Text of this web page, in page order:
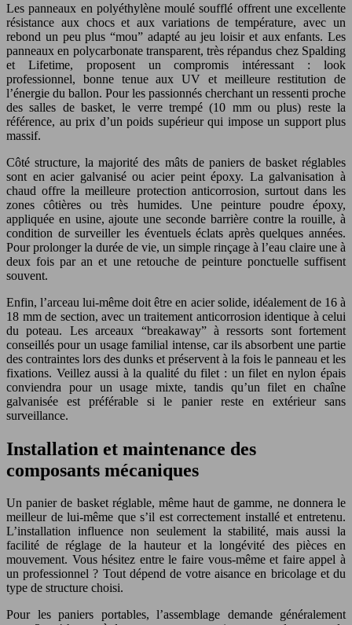
Les panneaux en polyéthylène moulé soufflé offrent une excellente
résistance aux chocs et aux variations de température, avec un
rebond un peu plus “mou” adapté au jeu loisir et aux enfants. Les
panneaux en polycarbonate transparent, très répandus chez Spalding
et Lifetime, proposent un compromis intéressant : look
professionnel, bonne tenue aux UV et meilleure restitution de
l’énergie du ballon. Pour les passionnés cherchant un ressenti proche
des salles de basket, le verre trempé (10 mm ou plus) reste la
référence, au prix d’un poids supérieur qui impose un support plus
massif.
Côté structure, la majorité des mâts de paniers de basket réglables
sont en acier galvanisé ou acier peint époxy. La galvanisation à
chaud offre la meilleure protection anticorrosion, surtout dans les
zones côtières ou très humides. Une peinture poudre époxy,
appliquée en usine, ajoute une seconde barrière contre la rouille, à
condition de surveiller les éventuels éclats après quelques années.
Pour prolonger la durée de vie, un simple rinçage à l’eau claire une à
deux fois par an et une retouche de peinture ponctuelle suffisent
souvent.
Enfin, l’arceau lui-même doit être en acier solide, idéalement de 16 à
18 mm de section, avec un traitement anticorrosion identique à celui
du poteau. Les arceaux “breakaway” à ressorts sont fortement
conseillés pour un usage familial intense, car ils absorbent une partie
des contraintes lors des dunks et préservent à la fois le panneau et les
fixations. Veillez aussi à la qualité du filet : un filet en nylon épais
conviendra pour un usage mixte, tandis qu’un filet en chaîne
galvanisée est préférable si le panier reste en extérieur sans
surveillance.
Installation et maintenance des
composants mécaniques
Un panier de basket réglable, même haut de gamme, ne donnera le
meilleur de lui-même que s’il est correctement installé et entretenu.
L’installation influence non seulement la stabilité, mais aussi la
facilité de réglage de la hauteur et la longévité des pièces en
mouvement. Vous hésitez entre le faire vous-même et faire appel à
un professionnel ? Tout dépend de votre aisance en bricolage et du
type de structure choisi.
Pour les paniers portables, l’assemblage demande généralement